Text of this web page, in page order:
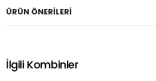
ÜRÜN ÖNERILERI
İlgili Kombinler